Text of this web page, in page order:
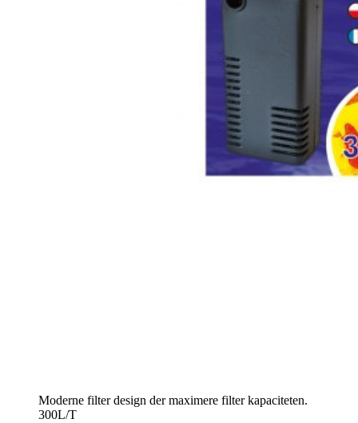
Moderne filter design der maximere filter kapaciteten.
300L/T